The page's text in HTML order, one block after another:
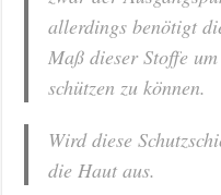
allerdings benötigt
Maß dieser Stoffe
schützen zu können.
Wird diese
die Haut aus.